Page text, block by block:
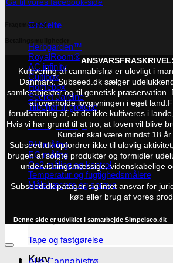
Grotelte
Herbgarden™
RoyalRoom®
AC infinity
Cultibox
Homebox
Secret Jardine
Tilbehør til grotelte
Målingsudstyr
PH måling
EC måling
Co2 måling og kontrol
Temperatur og fugtighedsmålere
Målebægere og sprays
Tilbehør
Tape og fastgørelse
Kurv
Fragtmetoder
Kultivering af cannabisfrø er ulovligt i
Danmark. Subseed.dk sælger
samlerobjekter og til genetisk præservation.
at overholde lovgivningen i eget land.
forudsætning af, at de ikke kultiveres i
Hvis vi har grund til at tro, at loven vil blive
Kunder skal være mindst 18 år
Subseed.dk opfordrer ikke til ulovlig
brugen af solgte produkter og formidler
undervisningsmæssige, videnskabelige
Subseed.dk påtager sig intet ansvar for
køb eller brug af vores
Denne side er udviklet i samarbejde Simpelseo.dk